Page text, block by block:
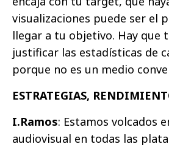
visualizaciones puede ser el
llegar a tu objetivo. Hay que
justificar las estadísticas de
porque no es un medio
ESTRATEGIAS,
I.Ramos: Estamos volcados
audiovisual en todas las